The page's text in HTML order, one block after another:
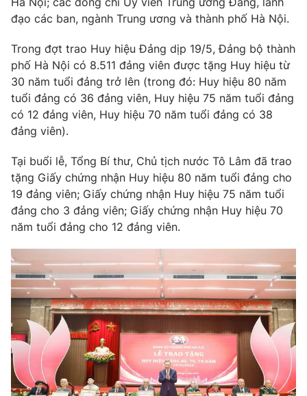
Theo dõi báo trên
Cơ quan chủ quản: Đài Truyền hình Việt Nam
Cơ quan báo chí:Thời báo VTV
Giấy phép hoạt động báo in và báo điện tử số 483/GP-BTTTT
cấp ngày 29/12/2023
Tổng Biên tập:
Nguyễn Trọng Ninh
Tổng đài VTV:024.38 355 931 - 024.38 355 932
Ðiện thoại Thời báo VTV:
024.66 897 897
Email:toasoan@vtv.vn
đạo các ban, ngành Trung ương và thành phố Hà Nội.
Trong đợt trao Huy hiệu Đảng dịp 19/5, Đảng bộ thành
phố Hà Nội có 8.511 đảng viên được tặng Huy hiệu từ
30 năm tuổi đảng trở lên (trong đó: Huy hiệu 80 năm
tuổi đảng có 36 đảng viên, Huy hiệu 75 năm tuổi đảng
có 12 đảng viên, Huy hiệu 70 năm tuổi đảng có 38
đảng viên).
Tại buổi lễ, Tổng Bí thư, Chủ tịch nước Tô Lâm đã trao
tặng Giấy chứng nhận Huy hiệu 80 năm tuổi đảng cho
19 đảng viên; Giấy chứng nhận Huy hiệu 75 năm tuổi
đảng cho 3 đảng viên; Giấy chứng nhận Huy hiệu 70
năm tuổi đảng cho 12 đảng viên.